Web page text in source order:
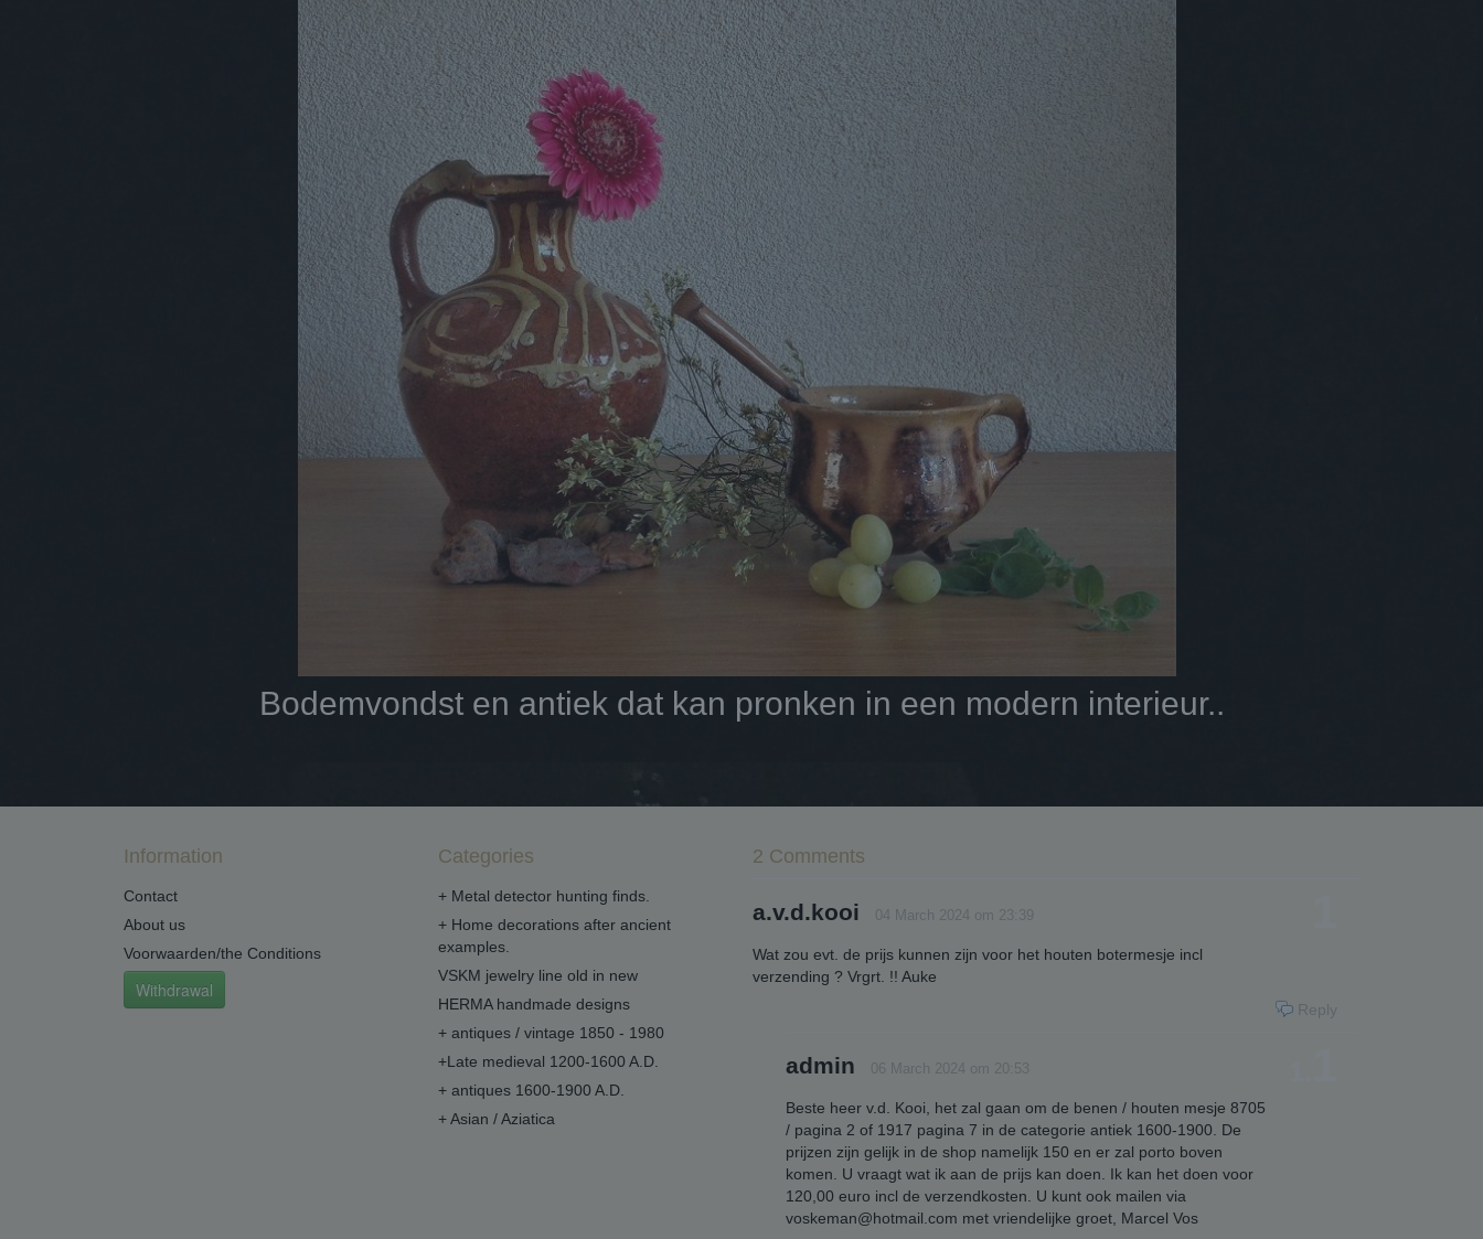
Bodemvondst en antiek dat kan pronken in een modern interieur..
Information
Contact
About us
Voorwaarden/the Conditions
Withdrawal
Categories
+ Metal detector hunting finds.
+ Home decorations after ancient
examples.
VSKM jewelry line old in new
HERMA handmade designs
+ antiques / vintage 1850 - 1980
+Late medieval 1200-1600 A.D.
+ antiques 1600-1900 A.D.
+ Asian / Aziatica
2 Comments
a.v.d.kooi 04 March 2024 om 23:39
Wat zou evt. de prijs kunnen zijn voor het houten botermesje incl
verzending ? Vrgrt. !! Auke
Reply
admin 06 March 2024 om 20:53
Beste heer v.d. Kooi, het zal gaan om de benen / houten mesje 8705
/ pagina 2 of 1917 pagina 7 in de categorie antiek 1600-1900. De
prijzen zijn gelijk in de shop namelijk 150 en er zal porto boven
komen. U vraagt wat ik aan de prijs kan doen. Ik kan het doen voor
120,00 euro incl de verzendkosten. U kunt ook mailen via
voskeman@hotmail.com met vriendelijke groet, Marcel Vos